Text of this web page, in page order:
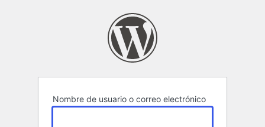
Nombre de usuario o correo electrónico